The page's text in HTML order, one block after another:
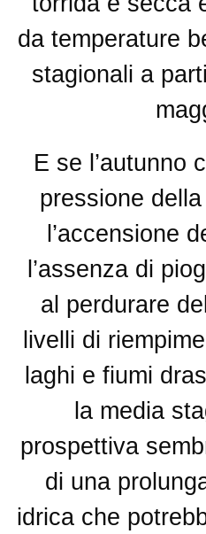
da temperature
stagionali a
E se l’autunno
pressione
l’accensione
l’assenza di
al perdurare
livelli di
laghi e fiumi
la media
prospettiva
di una
idrica che